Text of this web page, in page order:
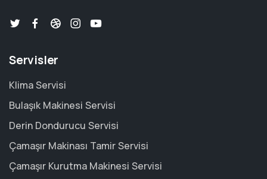
Servisler
Klima Servisi
Bulaşık Makinesi Servisi
Derin Dondurucu Servisi
Çamaşır Makinası Tamir Servisi
Çamaşır Kurutma Makinesi Servisi